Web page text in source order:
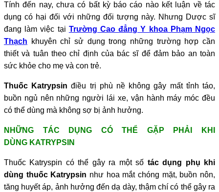
Tính đến nay, chưa có bất kỳ báo cáo nào kết luận về tác
dụng có hại đối với những đối tượng này. Nhưng Dược sĩ
đang làm việc tại Trường Cao đẳng Y khoa Phạm Ngọc
Thạch khuyên chỉ sử dụng trong những trường hợp cần
thiết và tuân theo chỉ định của bác sĩ để đảm bảo an toàn
sức khỏe cho mẹ và con trẻ.
Thuốc Katrypsin điều trị phù nề không gây mất tỉnh táo,
buồn ngủ nên những người lái xe, vận hành máy móc đều
có thể dùng mà không sợ bị ảnh hưởng.
NHỮNG TÁC DỤNG CÓ THỂ GẶP PHẢI KHI
DÙNG KATRYPSIN
Thuốc Katryspin có thể gây ra một số tác dụng phụ khi
dùng thuốc Katrypsin như hoa mắt chóng mặt, buồn nôn,
tăng huyết áp, ảnh hưởng đến dạ dày, thậm chí có thể gây ra